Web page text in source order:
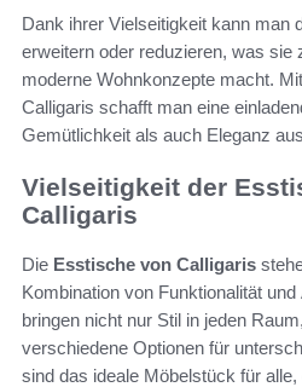
Dank ihrer Vielseitigkeit kann man
erweitern oder reduzieren, was sie
moderne Wohnkonzepte macht.
Calligaris schafft man eine
Gemütlichkeit als auch Eleganz
Vielseitigkeit der
Calligaris
Die Esstische von Calligaris
Kombination von Funktionalität
bringen nicht nur Stil in jeden
verschiedene Optionen für
sind das ideale Möbelstück für